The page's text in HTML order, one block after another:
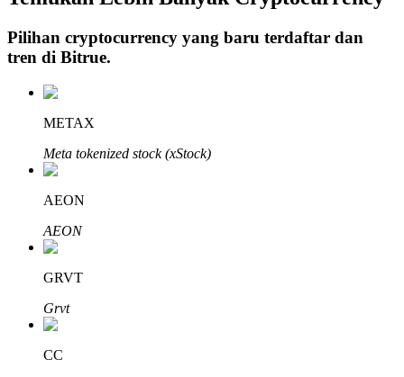
Investasi Otomatis
Pelajari tentang mendapatkan penghasilan pasif
Bitrue
Pilihan cryptocurrency yang baru terdaftar dan
tren di Bitrue.
METAX
Meta tokenized stock (xStock)
AEON
AEON
GRVT
Grvt
CC